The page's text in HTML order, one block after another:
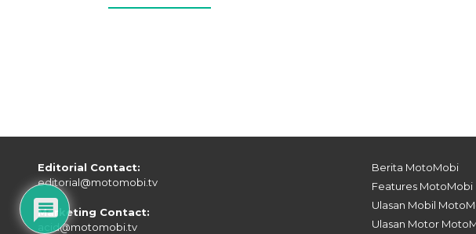
teknologi motorsport Hyundai N
kontrol yang lebih baik, dan respons yang lebih cepat. Hal ini sejalan
digaungkan oleh Hyundai N.
Baca juga : iCAR V27 Siap Debut di GIIAS 2026, tembus Jarak